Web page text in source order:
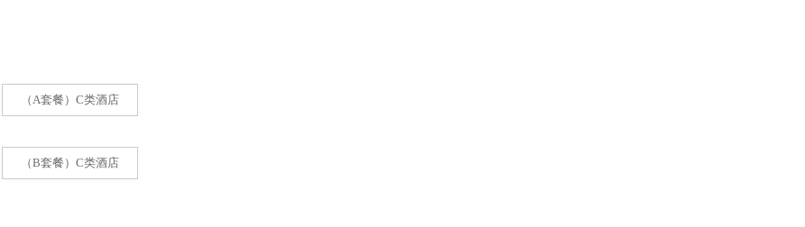
（A套餐）C类酒店
（B套餐）C类酒店